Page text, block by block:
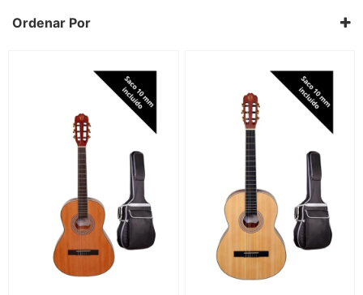
Ordenar Por
Preço: Ascendente
Preço: Descendente
Nome: Z a A